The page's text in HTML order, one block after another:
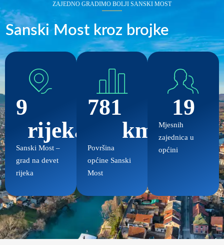
ZAJEDNO GRADIMO BOLJI SANSKI MOST
Sanski Most kroz brojke
Sanski Most –
grad na devet
rijeka
9
rijeka
Površina
općine Sanski
Most
781
km²Mjesnih
zajednica u
općini
19